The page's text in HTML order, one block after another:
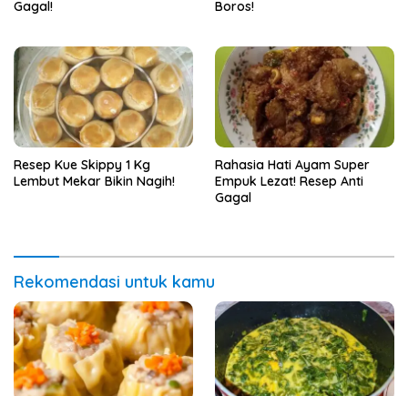
Gagal!
Boros!
Resep Kue Skippy 1 Kg
Lembut Mekar Bikin Nagih!
Rahasia Hati Ayam Super
Empuk Lezat! Resep Anti
Gagal
Rekomendasi untuk kamu